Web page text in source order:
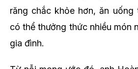
răng chắc khỏe hơn, ăn uống
có thể thưởng thức nhiều món
gia đình.